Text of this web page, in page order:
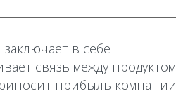
в себе
связь между продуктом
прибыль компании